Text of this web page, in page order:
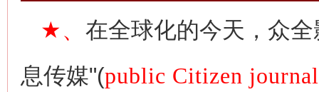
★、 在全球化的今天，众
息传媒"(public Citizen